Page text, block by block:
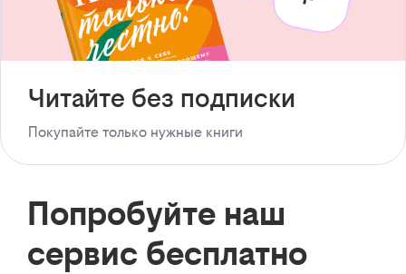
Читайте без подписки
Покупайте только нужные книги
Попробуйте наш
сервис бесплатно